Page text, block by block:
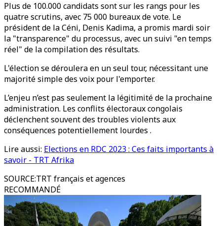
Plus de 100.000 candidats sont sur les rangs pour les
quatre scrutins, avec 75 000 bureaux de vote. Le
président de la Céni, Denis Kadima, a promis mardi soir
la "transparence" du processus, avec un suivi "en temps
réel" de la compilation des résultats.
L'élection se déroulera en un seul tour, nécessitant une
majorité simple des voix pour l'emporter.
L’enjeu n’est pas seulement la légitimité de la prochaine
administration. Les conflits électoraux congolais
déclenchent souvent des troubles violents aux
conséquences potentiellement lourdes .
Lire aussi: Elections en RDC 2023 : Ces faits importants à
savoir - TRT Afrika
SOURCE:TRT français et agences
RECOMMANDÉ